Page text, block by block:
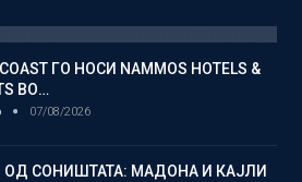
COAST ГО НОСИ NAMMOS HOTELS &
ВО…
07/08/2026
ОД СОНИШТАТА: МАДОНА И КАЈЛИ